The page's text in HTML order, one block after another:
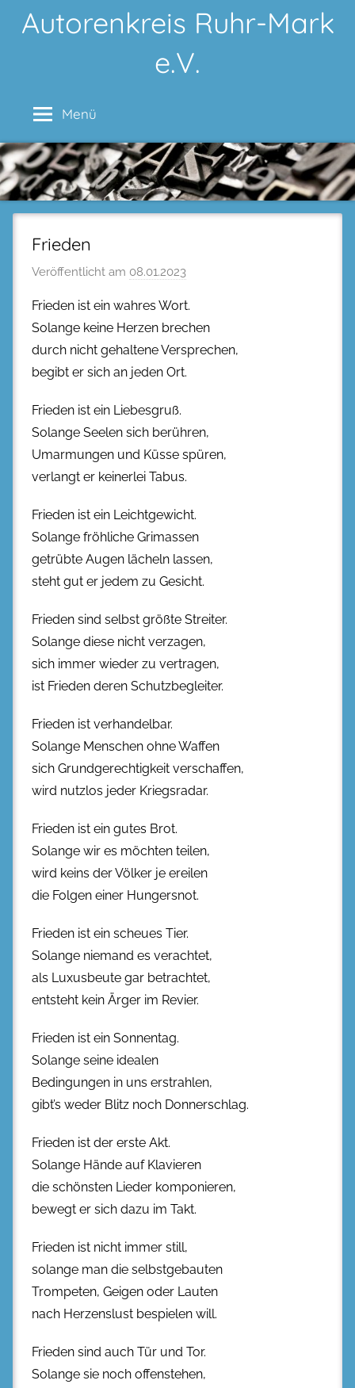
InhaltAutorenkreis Ruhr-Mark
e.V.
Menü
Frieden
Veröffentlicht am 08.01.2023
Frieden ist ein wahres Wort.
Solange keine Herzen brechen
durch nicht gehaltene Versprechen,
begibt er sich an jeden Ort.
Frieden ist ein Liebesgruß.
Solange Seelen sich berühren,
Umarmungen und Küsse spüren,
verlangt er keinerlei Tabus.
Frieden ist ein Leichtgewicht.
Solange fröhliche Grimassen
getrübte Augen lächeln lassen,
steht gut er jedem zu Gesicht.
Frieden sind selbst größte Streiter.
Solange diese nicht verzagen,
sich immer wieder zu vertragen,
ist Frieden deren Schutzbegleiter.
Frieden ist verhandelbar.
Solange Menschen ohne Waffen
sich Grundgerechtigkeit verschaffen,
wird nutzlos jeder Kriegsradar.
Frieden ist ein gutes Brot.
Solange wir es möchten teilen,
wird keins der Völker je ereilen
die Folgen einer Hungersnot.
Frieden ist ein scheues Tier.
Solange niemand es verachtet,
als Luxusbeute gar betrachtet,
entsteht kein Ärger im Revier.
Frieden ist ein Sonnentag.
Solange seine idealen
Bedingungen in uns erstrahlen,
gibt’s weder Blitz noch Donnerschlag.
Frieden ist der erste Akt.
Solange Hände auf Klavieren
die schönsten Lieder komponieren,
bewegt er sich dazu im Takt.
Frieden ist nicht immer still,
solange man die selbstgebauten
Trompeten, Geigen oder Lauten
nach Herzenslust bespielen will.
Frieden sind auch Tür und Tor.
Solange sie noch offenstehen,